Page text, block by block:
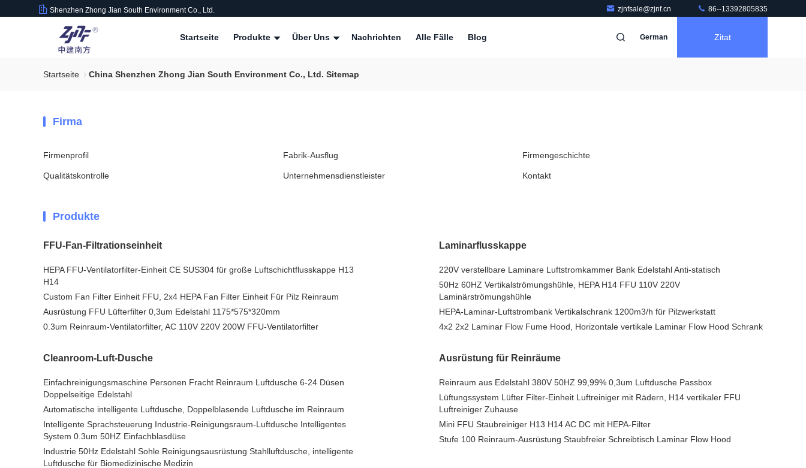
Shenzhen Zhong Jian South Environment Co., Ltd. zjnfsale@zjnf.cn 86--13392805835
Startseite Produkte Über Uns Nachrichten Alle Fälle Blog German Zitat
Startseite China Shenzhen Zhong Jian South Environment Co., Ltd. Sitemap
Firma
Firmenprofil Fabrik-Ausflug Firmengeschichte
Qualitätskontrolle Unternehmensdienstleister Kontakt
Produkte
FFU-Fan-Filtrationseinheit
HEPA FFU-Ventilatorfilter-Einheit CE SUS304 für große Luftschichtflusskappe H13
H14
Custom Fan Filter Einheit FFU, 2x4 HEPA Fan Filter Einheit Für Pilz Reinraum
Ausrüstung FFU Lüfterfilter 0,3um Edelstahl 1175*575*320mm
0.3um Reinraum-Ventilatorfilter, AC 110V 220V 200W FFU-Ventilatorfilter
Laminarflusskappe
220V verstellbare Laminare Luftstromkammer Bank Edelstahl Anti-statisch
50Hz 60HZ Vertikalströmungshühle, HEPA H14 FFU 110V 220V
Laminärströmungshühle
HEPA-Laminar-Luftstrombank Vertikalschrank 1200m3/h für Pilzwerkstatt
4x2 2x2 Laminar Flow Fume Hood, Horizontale vertikale Laminar Flow Hood Schrank
Cleanroom-Luft-Dusche
Einfachreinigungsmaschine Personen Fracht Reinraum Luftdusche 6-24 Düsen
Doppelseitige Edelstahl
Automatische intelligente Luftdusche, Doppelblasende Luftdusche im Reinraum
Intelligente Sprachsteuerung Industrie-Reinigungsraum-Luftdusche Intelligentes
System 0.3um 50HZ Einfachblasdüse
Industrie 50Hz Edelstahl Sohle Reinigungsausrüstung Stahlluftdusche, intelligente
Luftdusche für Biomedizinische Medizin
Ausrüstung für Reinräume
Reinraum aus Edelstahl 380V 50HZ 99,99% 0,3um Luftdusche Passbox
Lüftungssystem Lüfter Filter-Einheit Luftreiniger mit Rädern, H14 vertikaler FFU
Luftreiniger Zuhause
Mini FFU Staubreiniger H13 H14 AC DC mit HEPA-Filter
Stufe 100 Reinraum-Ausrüstung Staubfreier Schreibtisch Laminar Flow Hood